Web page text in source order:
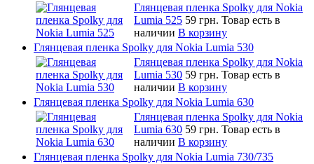
Глянцевая пленка Spolky для Nokia
Lumia 525 59 грн. Товар есть в
наличии В корзину
Глянцевая пленка Spolky для Nokia Lumia 530
Глянцевая пленка Spolky для Nokia
Lumia 530 59 грн. Товар есть в
наличии В корзину
Глянцевая пленка Spolky для Nokia Lumia 630
Глянцевая пленка Spolky для Nokia
Lumia 630 59 грн. Товар есть в
наличии В корзину
Глянцевая пленка Spolky для Nokia Lumia 730/735